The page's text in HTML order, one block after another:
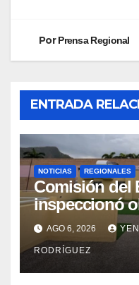
PorPrensa Regional
ENTRADA
NOTICIAS REGIONALES
Comisión del
inspeccionó
recuperación
Integral Aragua
AGO 6, 2026
RODRÍGUEZ